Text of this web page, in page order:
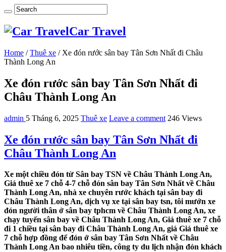
Car Travel
Home / Thuê xe / Xe đón rước sân bay Tân Sơn Nhất đi Châu
Thành Long An
Xe đón rước sân bay Tân Sơn Nhất đi
Châu Thành Long An
admin 5 Tháng 6, 2025 Thuê xe Leave a comment 246 Views
Xe đón rước sân bay Tân Sơn Nhất đi
Châu Thành Long An
Xe một chiều đón từ Sân bay TSN về Châu Thành Long An,
Giá thuê xe 7 chỗ 4-7 chỗ đón sân bay Tân Sơn Nhất về Châu
Thành Long An, nhà xe chuyên rước khách tại sân bay đi
Châu Thành Long An, dịch vụ xe tại sân bay tsn, tôi mướn xe
đón người thân ở sân bay tphcm về Châu Thành Long An, xe
chạy tuyến sân bay về Châu Thành Long An, Giá thuê xe 7 chỗ
đi 1 chiều tại sân bay đi Châu Thành Long An, giá Giá thuê xe
7 chỗ hợp đồng để đón ở sân bay Tân Sơn Nhất về Châu
Thành Long An bao nhiêu tiền, công ty du lịch nhận đón khách